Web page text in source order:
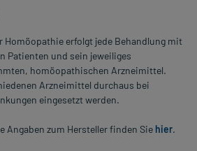
Homöopathie erfolgt jede Behandlung mit
Patienten und sein jeweiliges
homöopathischen Arzneimittel.
Arzneimittel durchaus bei
eingesetzt werden.
Angaben zum Hersteller finden Sie hier.